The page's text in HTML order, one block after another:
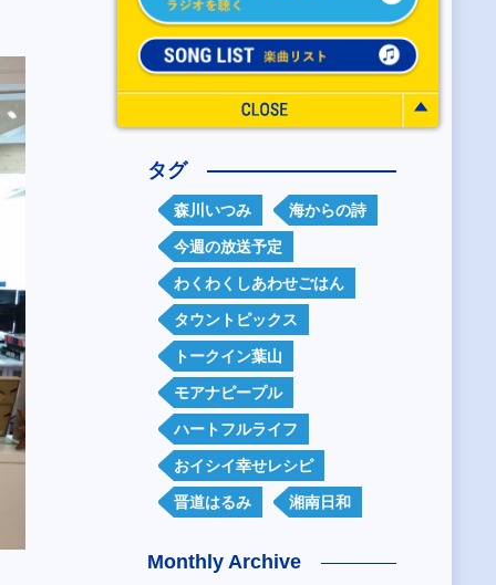
タグ
森川いつみ 海からの詩
今週の放送予定
わくわくしあわせごはん
タウントピックス
トークイン葉山
モアナピープル
ハートフルライフ
おイシイ幸せレシピ
晋道はるみ 湘南日和
Monthly Archive